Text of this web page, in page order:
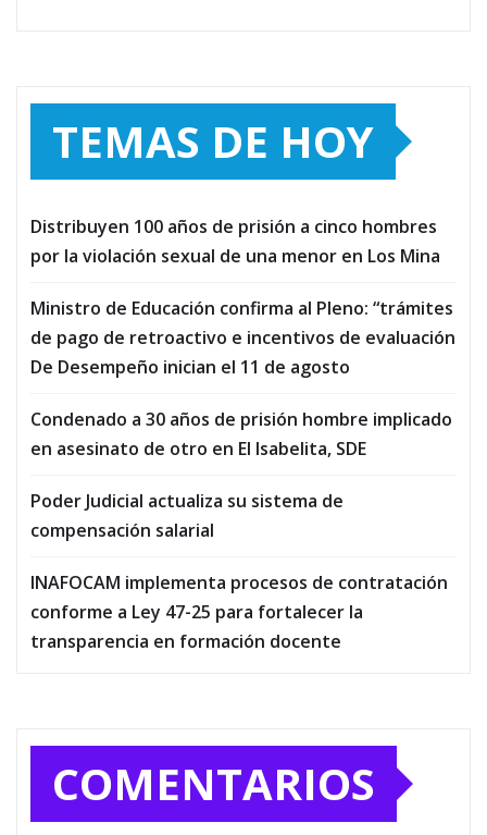
TEMAS DE HOY
Distribuyen 100 años de prisión a cinco hombres
por la violación sexual de una menor en Los Mina
Ministro de Educación confirma al Pleno: “trámites
de pago de retroactivo e incentivos de evaluación
De Desempeño inician el 11 de agosto
Condenado a 30 años de prisión hombre implicado
en asesinato de otro en El Isabelita, SDE
Poder Judicial actualiza su sistema de
compensación salarial
INAFOCAM implementa procesos de contratación
conforme a Ley 47-25 para fortalecer la
transparencia en formación docente
COMENTARIOS